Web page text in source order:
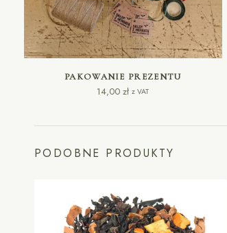
DODAJ DO KOSZYKA
PAKOWANIE PREZENTU
14,00zł z VAT
PODOBNE PRODUKTY